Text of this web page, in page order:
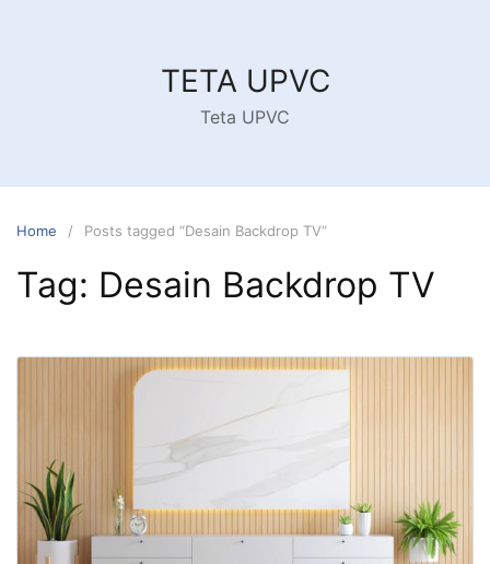
TETA UPVC
Teta UPVC
Home Posts tagged “Desain Backdrop TV”
Tag: Desain Backdrop TV